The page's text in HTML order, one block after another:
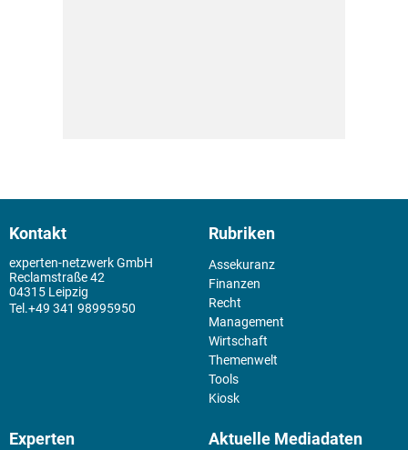
Kontakt
experten-netzwerk GmbH
Reclamstraße 42
04315 Leipzig
+49 341 98995950
Rubriken
Assekuranz
Finanzen
Recht
Management
Wirtschaft
Themenwelt
Tools
Kiosk
Experten Aktuelle Mediadaten